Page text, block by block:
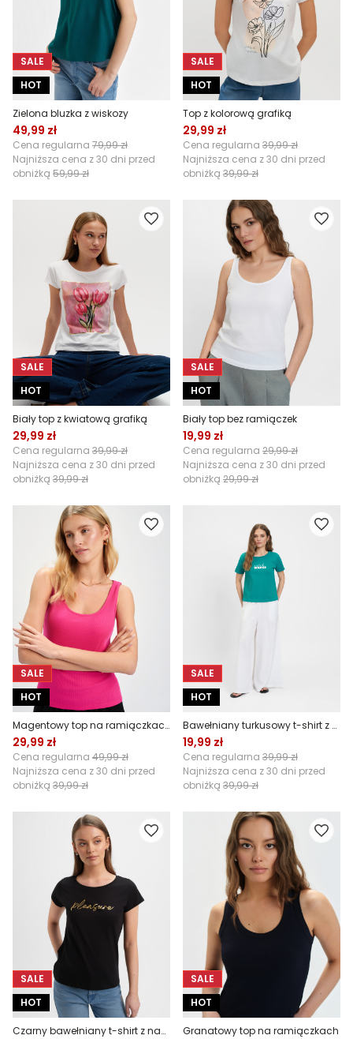
SALE
HOT
Zielona bluzka z wiskozy
49,99 zł
Cena regularna 79,99 zł
Najniższa cena z 30 dni przed
obniżką 59,99 zł
SALE
HOT
Top z kolorową grafiką
29,99 zł
Cena regularna 39,99 zł
Najniższa cena z 30 dni przed
obniżką 39,99 zł
SALE
HOT
Biały top z kwiatową grafiką
29,99 zł
Cena regularna 39,99 zł
Najniższa cena z 30 dni przed
obniżką 39,99 zł
SALE
HOT
Biały top bez ramiączek
19,99 zł
Cena regularna 29,99 zł
Najniższa cena z 30 dni przed
obniżką 29,99 zł
SALE
HOT
Magentowy top na ramiączkach
29,99 zł
Cena regularna 49,99 zł
Najniższa cena z 30 dni przed
obniżką 39,99 zł
SALE
HOT
Bawełniany turkusowy t-shirt z napisem
19,99 zł
Cena regularna 39,99 zł
Najniższa cena z 30 dni przed
obniżką 39,99 zł
SALE
HOT
Czarny bawełniany t-shirt z napisem
SALE
HOT
Granatowy top na ramiączkach